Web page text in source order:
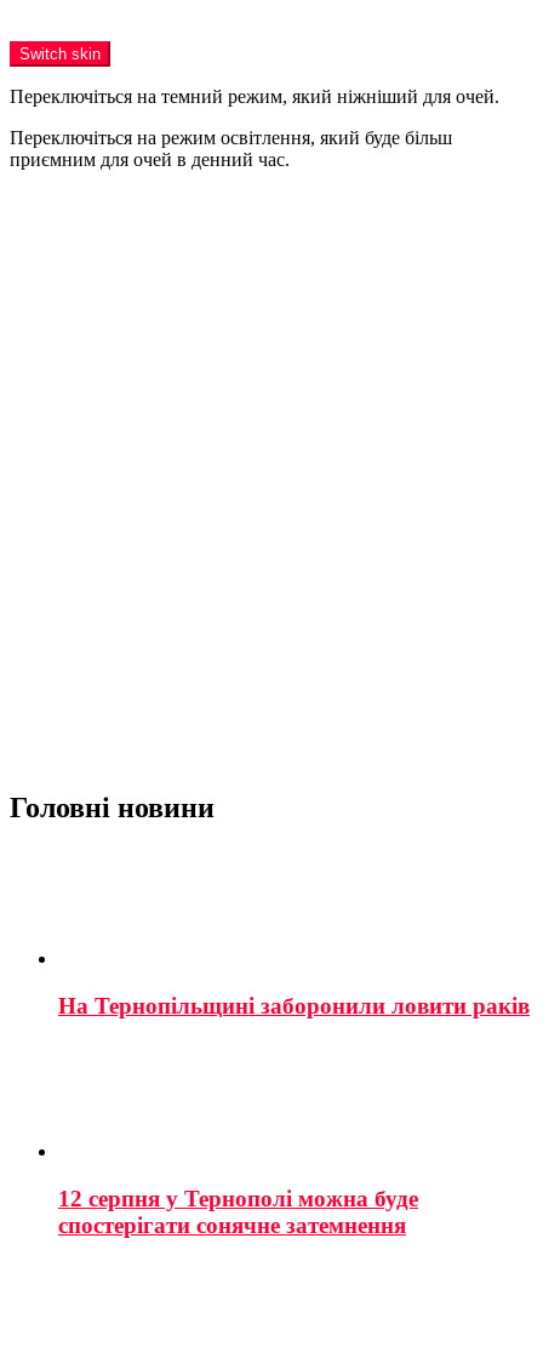
Switch skin
Переключіться на темний режим, який ніжніший для очей.
Переключіться на режим освітлення, який буде більш
приємним для очей в денний час.
Головні новини
На Тернопільщині заборонили ловити раків
12 серпня у Тернополі можна буде
спостерігати сонячне затемнення